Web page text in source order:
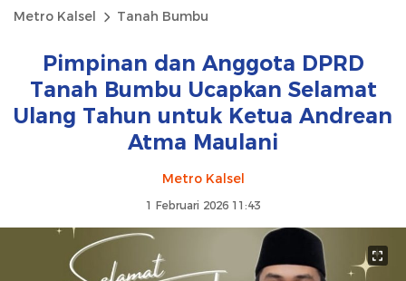
Metro Kalsel Tanah Bumbu
Pimpinan dan Anggota DPRD
Tanah Bumbu Ucapkan Selamat
Ulang Tahun untuk Ketua Andrean
Atma Maulani
Metro Kalsel
1 Februari 2026 11:43